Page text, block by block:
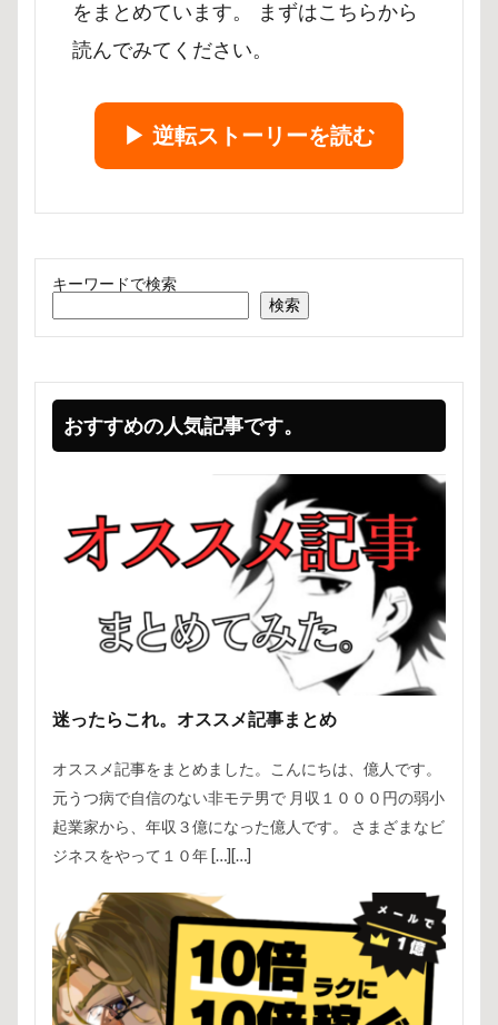
をまとめています。 まずはこちらから
読んでみてください。
▶︎ 逆転ストーリーを読む
キーワードで検索
検索
おすすめの人気記事です。
迷ったらこれ。オススメ記事まとめ
オススメ記事をまとめました。こんにちは、億人です。
元うつ病で自信のない非モテ男で 月収１０００円の弱小
起業家から、年収３億になった億人です。 さまざまなビ
ジネスをやって１０年 […][…]